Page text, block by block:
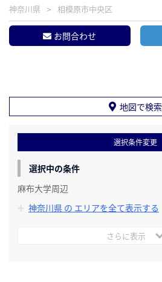
神奈川県 相模原市中央区
お問合わせ
地図で検索
選択条件変更
選択中の条件
麻布大学周辺
神奈川県 の エリアを全て表示する
さらに表示